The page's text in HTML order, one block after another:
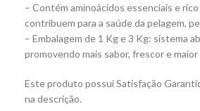
– Contém aminoácidos essenciais e
contribuem para a saúde da pelagem,
– Embalagem de 1 Kg e 3 Kg: sistema
promovendo mais sabor, frescor e
Este produto possui Satisfação
na descrição.